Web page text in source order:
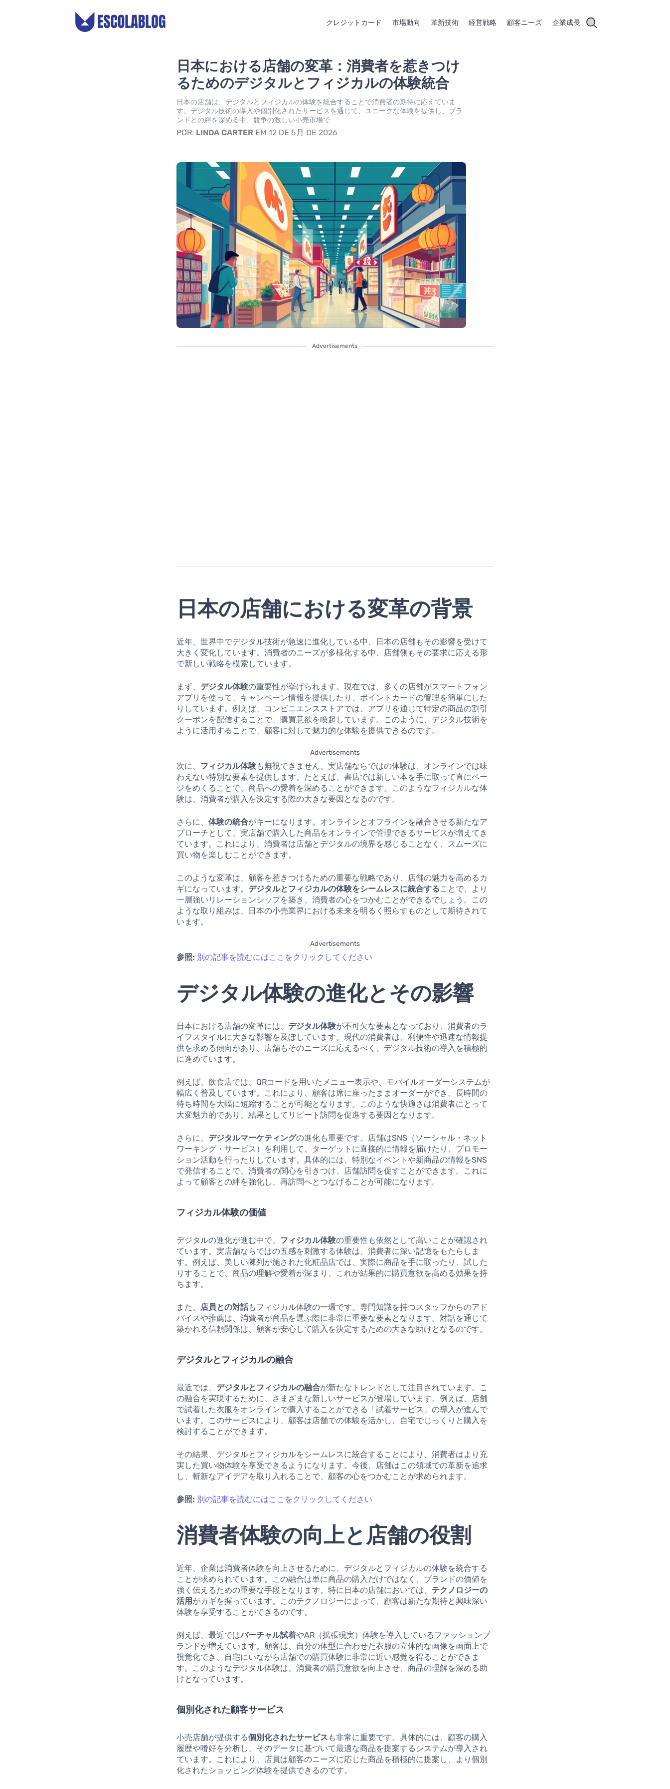
クレジットカード 市場動向 革新技術 経営戦略 顧客ニーズ 企業成長
日本における店舗の変革：消費者を惹きつけ
るためのデジタルとフィジカルの体験統合
日本の店舗は、デジタルとフィジカルの体験を統合することで消費者の期待に応えていま
す。デジタル技術の導入や個別化されたサービスを通じて、ユニークな体験を提供し、ブラ
ンドとの絆を深める中、競争の激しい小売市場で
POR: LINDA CARTER EM 12 DE 5月 DE 2026
Advertisements
日本の店舗における変革の背景
近年、世界中でデジタル技術が急速に進化している中、日本の店舗もその影響を受けて
大きく変化しています。消費者のニーズが多様化する中、店舗側もその要求に応える形
で新しい戦略を模索しています。
まず、 デジタル体験の重要性が挙げられます。現在では、多くの店舗がスマートフォン
アプリを使って、キャンペーン情報を提供したり、ポイントカードの管理を簡単にした
りしています。例えば、コンビニエンスストアでは、アプリを通じて特定の商品の割引
クーポンを配信することで、購買意欲を喚起しています。このように、デジタル技術を
ように活用することで、顧客に対して魅力的な体験を提供できるのです。
Advertisements
次に、 フィジカル体験も無視できません。実店舗ならではの体験は、オンラインでは味
わえない特別な要素を提供します。たとえば、書店では新しい本を手に取って直にペー
ジをめくることで、商品への愛着を深めることができます。このようなフィジカルな体
験は、消費者が購入を決定する際の大きな要因となるのです。
さらに、体験の統合がキーになります。オンラインとオフラインを融合させる新たなア
プローチとして、実店舗で購入した商品をオンラインで管理できるサービスが増えてき
ています。これにより、消費者は店舗とデジタルの境界を感じることなく、スムーズに
買い物を楽しむことができます。
このような変革は、顧客を惹きつけるための重要な戦略であり、店舗の魅力を高めるカ
ギになっています。 デジタルとフィジカルの体験をシームレスに統合することで、より
一層強いリレーションシップを築き、消費者の心をつかむことができるでしょう。この
ような取り組みは、日本の小売業界における未来を明るく照らすものとして期待されて
います。
Advertisements
参照: 別の記事を読むにはここをクリックしてください
デジタル体験の進化とその影響
日本における店舗の変革には、 デジタル体験が不可欠な要素となっており、消費者のラ
イフスタイルに大きな影響を及ぼしています。現代の消費者は、利便性や迅速な情報提
供を求める傾向があり、店舗もそのニーズに応えるべく、デジタル技術の導入を積極的
に進めています。
例えば、飲食店では、QRコードを用いたメニュー表示や、モバイルオーダーシステムが
幅広く普及しています。これにより、顧客は席に座ったままオーダーができ、長時間の
待ち時間を大幅に短縮することが可能となります。このような快適さは消費者にとって
大変魅力的であり、結果としてリピート訪問を促進する要因となります。
さらに、 デジタルマーケティングの進化も重要です。店舗はSNS（ソーシャル・ネット
ワーキング・サービス）を利用して、ターゲットに直接的に情報を届けたり、プロモー
ション活動を行ったりしています。具体的には、特別なイベントや新商品の情報をSNS
で発信することで、消費者の関心を引きつけ、店舗訪問を促すことができます。これに
よって顧客との絆を強化し、再訪問へとつなげることが可能になります。
フィジカル体験の価値
デジタルの進化が進む中で、 フィジカル体験の重要性も依然として高いことが確認され
ています。実店舗ならではの五感を刺激する体験は、消費者に深い記憶をもたらしま
す。例えば、美しい陳列が施された化粧品店では、実際に商品を手に取ったり、試した
りすることで、商品の理解や愛着が深まり、これが結果的に購買意欲を高める効果を持
ちます。
また、 店員との対話もフィジカル体験の一環です。専門知識を持つスタッフからのアド
バイスや推薦は、消費者が商品を選ぶ際に非常に重要な要素となります。対話を通じて
築かれる信頼関係は、顧客が安心して購入を決定するための大きな助けとなるのです。
デジタルとフィジカルの融合
最近では、 デジタルとフィジカルの融合が新たなトレンドとして注目されています。こ
の融合を実現するために、さまざまな新しいサービスが登場しています。例えば、店舗
で試着した衣服をオンラインで購入することができる「試着サービス」の導入が進んで
います。このサービスにより、顧客は店舗での体験を活かし、自宅でじっくりと購入を
検討することができます。
その結果、デジタルとフィジカルをシームレスに統合することにより、消費者はより充
実した買い物体験を享受できるようになります。今後、店舗はこの領域での革新を追求
し、斬新なアイデアを取り入れることで、顧客の心をつかむことが求められます。
参照: 別の記事を読むにはここをクリックしてください
消費者体験の向上と店舗の役割
近年、企業は消費者体験を向上させるために、デジタルとフィジカルの体験を統合する
ことが求められています。この融合は単に商品の購入だけではなく、ブランドの価値を
強く伝えるための重要な手段となります。特に日本の店舗においては、 テクノロジーの
活用 がカギを握っています。このテクノロジーによって、顧客は新たな期待と興味深い
体験を享受することができるのです。
例えば、最近ではバーチャル試着やAR（拡張現実）体験を導入しているファッションブ
ランドが増えています。顧客は、自分の体型に合わせた衣服の立体的な画像を画面上で
視覚化でき、自宅にいながら店舗での購買体験に非常に近い感覚を得ることができま
す。このようなデジタル体験は、消費者の購買意欲を向上させ、商品の理解を深める助
けとなっています。
個別化された顧客サービス
小売店舗が提供する個別化されたサービス も非常に重要です。具体的には、顧客の購入
履歴や嗜好を分析し、そのデータに基づいて最適な商品を提案するシステムが導入され
ています。これにより、店員は顧客のニーズに応じた商品を積極的に提案し、より個別
化されたショッピング体験を提供できるのです。